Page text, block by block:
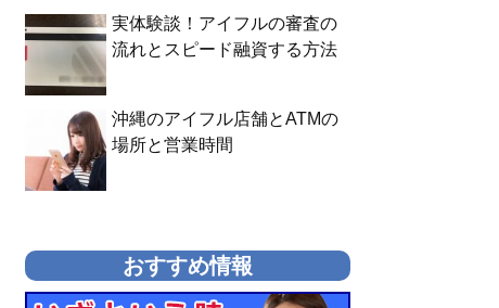
実体験談！アイフルの審査の
流れとスピード融資する方法
沖縄のアイフル店舗とATMの
場所と営業時間
おすすめ情報